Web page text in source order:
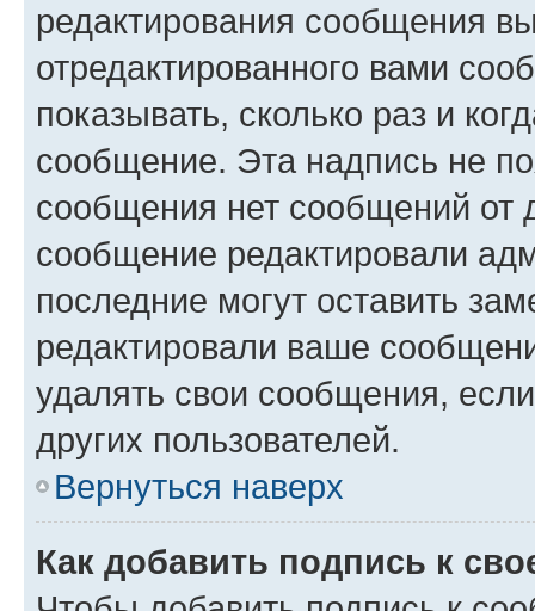
редактирования сообщения
отредактированного вами
показывать, сколько раз и
сообщение. Эта надпись не
сообщения нет сообщений от
сообщение редактировали
последние могут оставить
редактировали ваше
удалять свои сообщения,
других пользователей.
Вернуться наверх
Как добавить подпись к